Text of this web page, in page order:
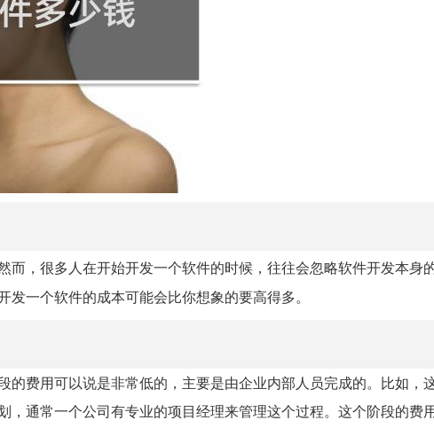
，很多人在开始开发一个软件的时候，往往会忽略软件开发本身
一个软件的成本可能会比你想象的要高得多。
费用可以说是非常低的，主要是由企业内部人员完成的。比如，
通常一个公司有专业的项目经理来管理这个过程。这个阶段的费